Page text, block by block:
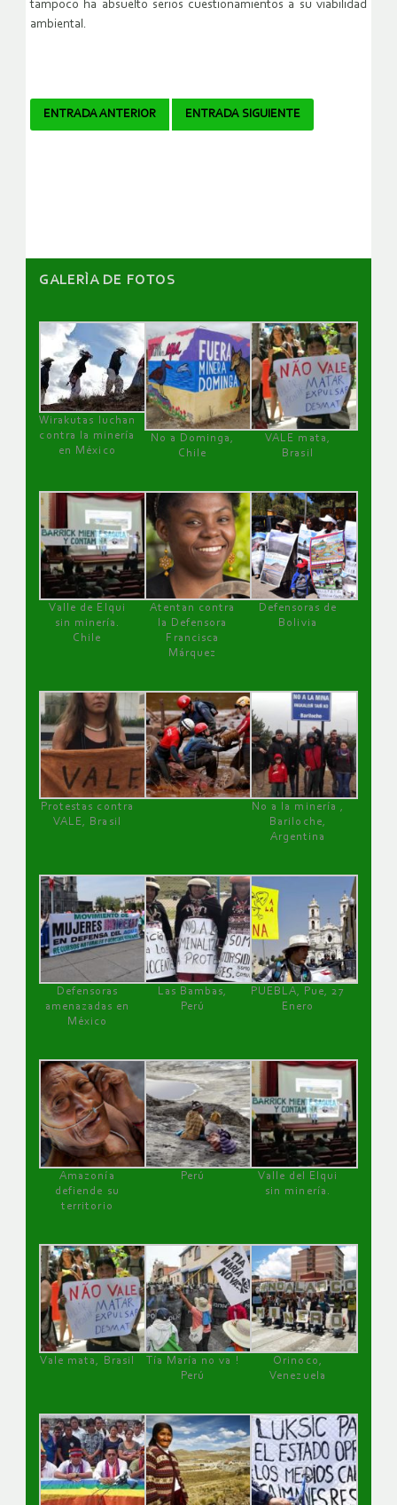
tampoco ha absuelto serios cuestionamientos a su viabilidad
ambiental.
Navegador
ENTRADA ANTERIOR ENTRADA SIGUIENTE
GALERÌA DE FOTOS
Wirakutas luchan
contra la minería
en México
No a Dominga,
Chile
VALE mata,
Brasil
Valle de Elqui
sin minería.
Chile
Atentan contra
la Defensora
Francisca
Márquez
Defensoras de
Bolivia
Protestas contra
VALE, Brasil
No a la minería ,
Bariloche,
Argentina
Defensoras
amenazadas en
México
Las Bambas,
Perú
PUEBLA, Pue, 27
Enero
Amazonía
defiende su
territorio
Perú
Valle del Elqui
sin minería.
Vale mata, Brasil
Tía María no va !
Perú
Orinoco,
Venezuela